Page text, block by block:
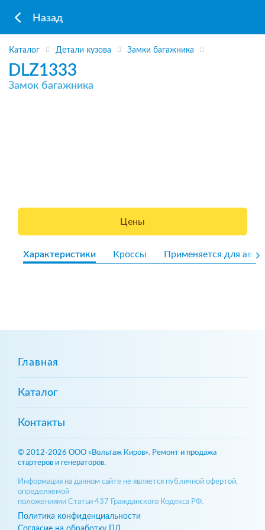
Назад
Каталог Детали кузова Замки багажника
DLZ1333
Замок багажника
Цены
Характеристики Кроссы Применяется для авто
Главная
Каталог
Контакты
© 2012-2026 ООО «Вольтаж Киров». Ремонт и продажа
стартеров и генераторов.
Информация на данном сайте не является публичной офертой,
определяемой
положениями Статьи 437 Гражданского Кодекса РФ.
Политика конфиденциальности